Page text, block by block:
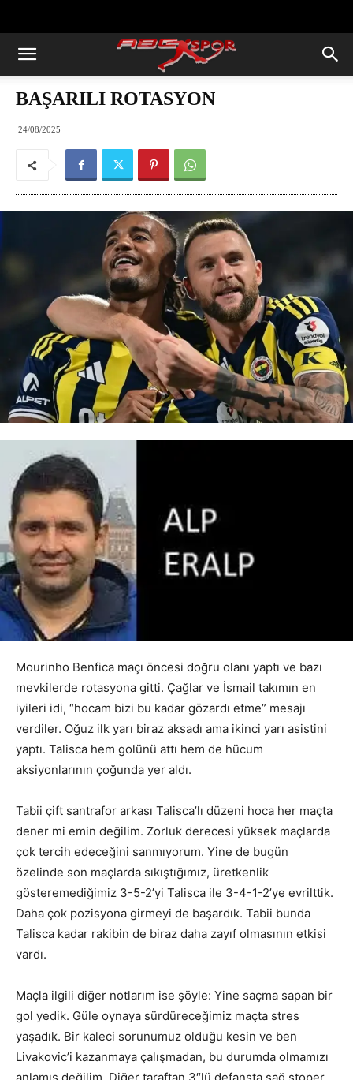
BAŞARILI ROTASYON
24/08/2025
Mourinho Benfica maçı öncesi doğru olanı yaptı ve bazı
mevkilerde rotasyona gitti. Çağlar ve İsmail takımın en
iyileri idi, “hocam bizi bu kadar gözardı etme” mesajı
verdiler. Oğuz ilk yarı biraz aksadı ama ikinci yarı asistini
yaptı. Talisca hem golünü attı hem de hücum
aksiyonlarının çoğunda yer aldı.
Tabii çift santrafor arkası Talisca’lı düzeni hoca her maçta
dener mi emin değilim. Zorluk derecesi yüksek maçlarda
çok tercih edeceğini sanmıyorum. Yine de bugün
özelinde son maçlarda sıkıştığımız, üretkenlik
gösteremediğimiz 3-5-2’yi Talisca ile 3-4-1-2’ye evrilttik.
Daha çok pozisyona girmeyi de başardık. Tabii bunda
Talisca kadar rakibin de biraz daha zayıf olmasının etkisi
vardı.
Maçla ilgili diğer notlarım ise şöyle: Yine saçma sapan bir
gol yedik. Güle oynaya sürdüreceğimiz maçta stres
yaşadık. Bir kaleci sorunumuz olduğu kesin ve ben
Livakovic’i kazanmaya çalışmadan, bu durumda olmamızı